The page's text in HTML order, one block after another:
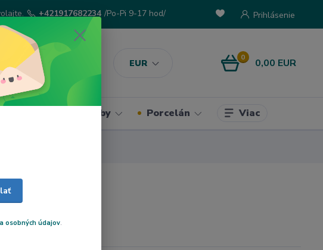
EUR
Prihlásenie
+421917682234 /Po-Pi 9-17 hod/
0 0,00 EUR
Kuchynske potreby Porcelán Viac
osobných údajov.